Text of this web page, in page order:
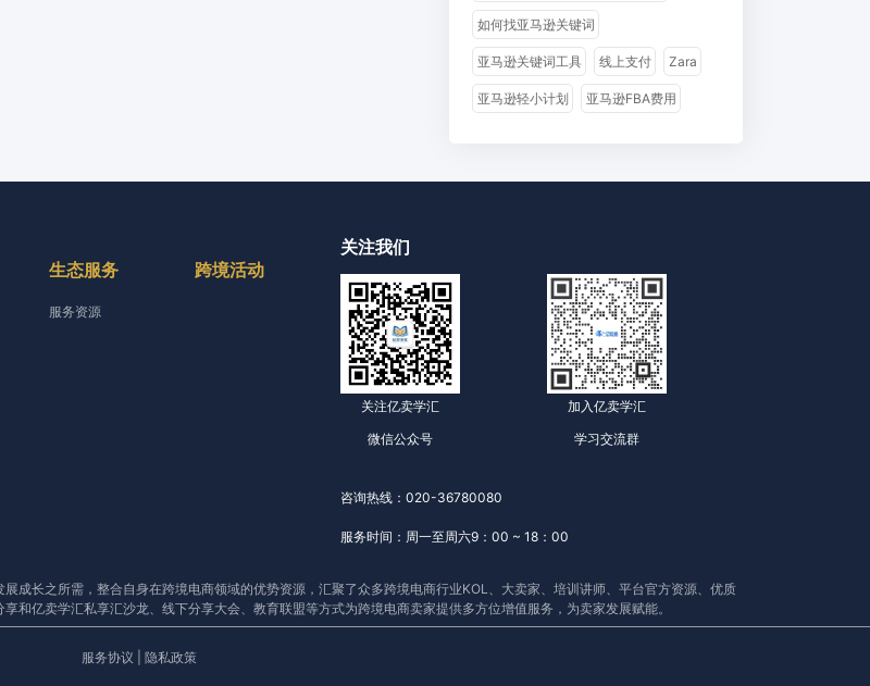
如何找亚马逊关键词
亚马逊关键词工具 线上支付 Zara
亚马逊轻小计划 亚马逊FBA费用
生态服务
服务资源
跨境活动
关注我们
关注亿卖学汇
微信公众号
加入亿卖学汇
学习交流群
咨询热线：020-36780080
服务时间：周一至周六9：00 ~ 18：00
成长之所需，整合自身在跨境电商领域的优势资源，汇聚了众多跨境电商行业KOL、大卖家、培训讲师、平台官方资源、优质
和亿卖学汇私享汇沙龙、线下分享大会、教育联盟等方式为跨境电商卖家提供多方位增值服务，为卖家发展赋能。
服务协议 隐私政策